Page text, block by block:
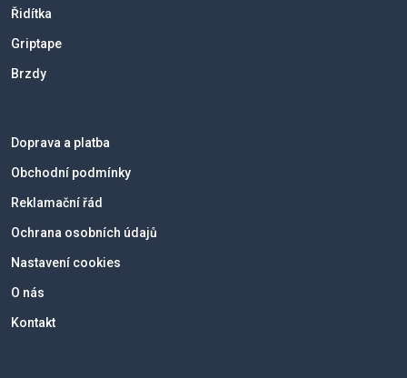
Řidítka
Griptape
Brzdy
Doprava a platba
Obchodní podmínky
Reklamační řád
Ochrana osobních údajů
Nastavení cookies
O nás
Kontakt